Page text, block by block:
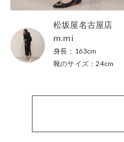
松坂屋名古屋店
m.mi
163cm
24cm